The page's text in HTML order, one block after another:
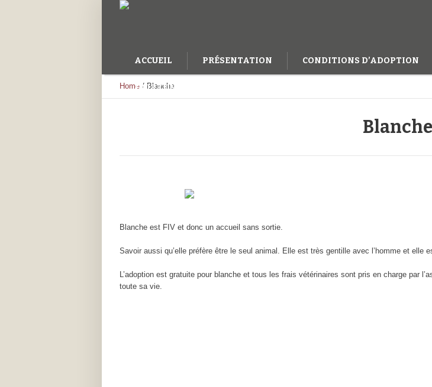
ACCUEIL PRÉSENTATION CONDITIONS D’ADOPTION
FAIRE UN DON
Home / Blanche
Blanche
Blanche est FIV et donc un accueil sans sortie.
Savoir aussi qu’elle préfère être le seul animal. Elle est très gentille avec l’homme et elle
L’adoption est gratuite pour blanche et tous les frais vétérinaires sont pris en charge par
toute sa vie.